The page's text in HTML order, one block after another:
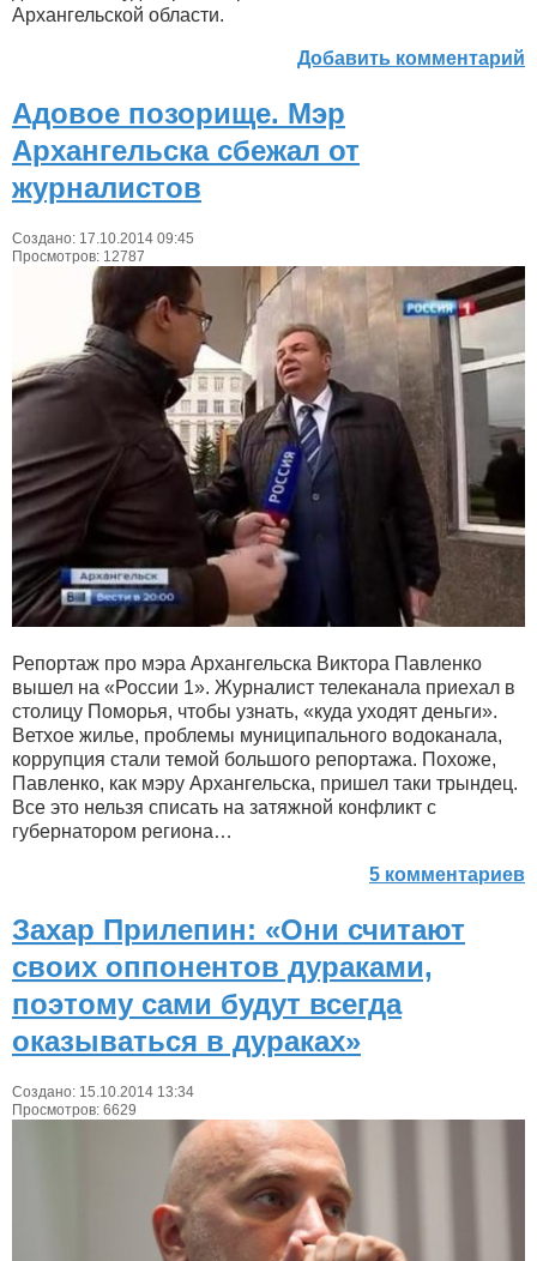
Архангельской области.
Добавить комментарий
Адовое позорище. Мэр
Архангельска сбежал от
журналистов
Создано: 17.10.2014 09:45
Просмотров: 12787
Репортаж про мэра Архангельска Виктора Павленко
вышел на «России 1». Журналист телеканала приехал в
столицу Поморья, чтобы узнать, «куда уходят деньги».
Ветхое жилье, проблемы муниципального водоканала,
коррупция стали темой большого репортажа. Похоже,
Павленко, как мэру Архангельска, пришел таки трындец.
Все это нельзя списать на затяжной конфликт с
губернатором региона…
5 комментариев
Захар Прилепин: «Они считают
своих оппонентов дураками,
поэтому сами будут всегда
оказываться в дураках»
Создано: 15.10.2014 13:34
Просмотров: 6629